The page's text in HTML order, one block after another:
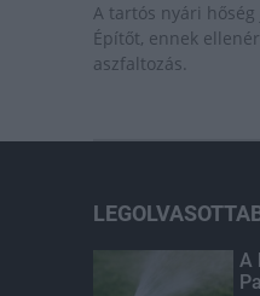
A tartós nyári
Építőt, ennek
aszfaltozás.
A